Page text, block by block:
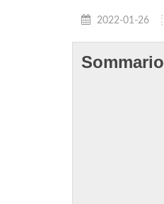
2022-01-26
Sommario